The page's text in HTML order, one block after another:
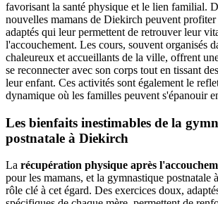
favorisant la santé physique et le lien familial.
nouvelles mamans de Diekirch peuvent profiter
adaptés qui leur permettent de retrouver leur
l'accouchement. Les cours, souvent organisés
chaleureux et accueillants de la ville, offrent
se reconnecter avec son corps tout en tissant
leur enfant. Ces activités sont également le
dynamique où les familles peuvent s'épanouir
Les bienfaits inestimables de la
postnatale à Diekirch
La récupération physique après
pour les mamans, et la gymnastique postnatale
rôle clé à cet égard. Des exercices doux,